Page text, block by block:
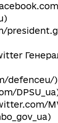
defenceu/)